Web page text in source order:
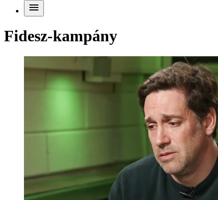
Fidesz-kampány